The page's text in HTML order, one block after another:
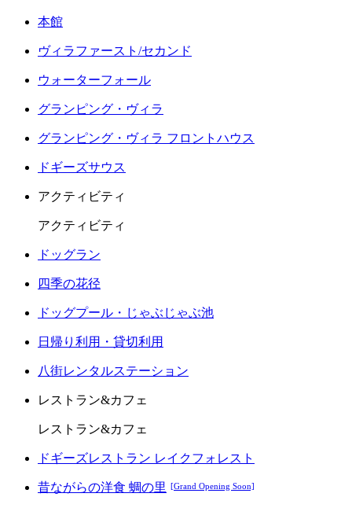
本館
ヴィラファースト/セカンド
ウォーターフォール
グランピング・ヴィラ
グランピング・ヴィラ フロントハウス
ドギーズサウス
アクティビティ
アクティビティ
ドッグラン
四季の花径
ドッグプール・じゃぶじゃぶ池
日帰り利用・貸切利用
八街レンタルステーション
レストラン&カフェ
レストラン&カフェ
ドギーズレストラン レイクフォレスト
昔ながらの洋食 蜩の里 [Grand Opening Soon]